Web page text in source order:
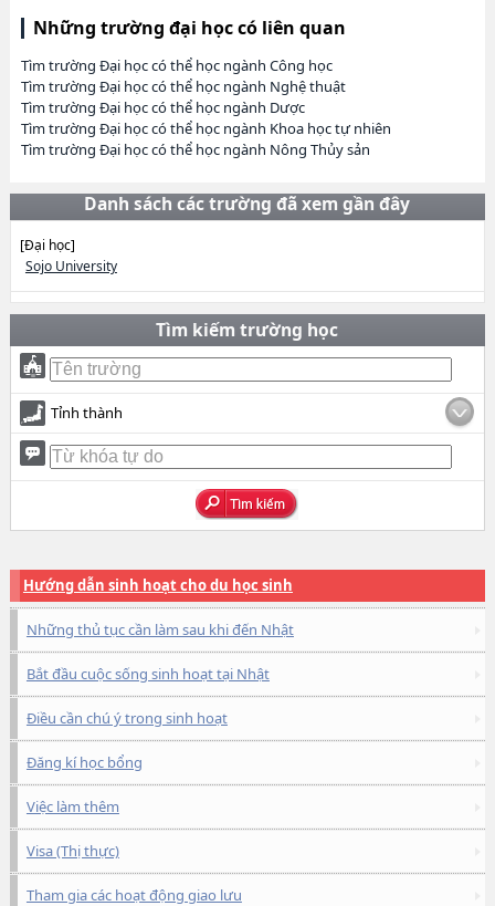
Những trường đại học có liên quan
Tìm trường Đại học có thể học ngành Công học
Tìm trường Đại học có thể học ngành Nghệ thuật
Tìm trường Đại học có thể học ngành Dược
Tìm trường Đại học có thể học ngành Khoa học tự nhiên
Tìm trường Đại học có thể học ngành Nông Thủy sản
Danh sách các trường đã xem gần đây
[Đại học]
Sojo University
Tìm kiếm trường học
Tỉnh thành
Hướng dẫn sinh hoạt cho du học sinh
Những thủ tục cần làm sau khi đến Nhật
Bắt đầu cuộc sống sinh hoạt tại Nhật
Điều cần chú ý trong sinh hoạt
Đăng kí học bổng
Việc làm thêm
Visa (Thị thực)
Tham gia các hoạt động giao lưu